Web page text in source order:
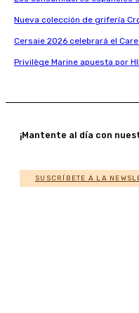
Nueva colección de grifería
Cersaie 2026 celebrará el
Privilège Marine apuesta por
¡Mantente al día con
SUSCRÍBETE A LA